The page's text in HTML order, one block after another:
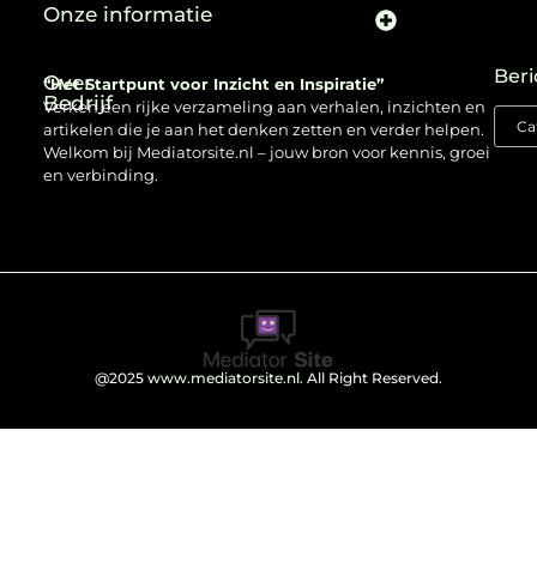
Over
Bedrijf
“Het Startpunt voor Inzicht en Inspiratie”
Verken een rijke verzameling aan verhalen, inzichten en
artikelen die je aan het denken zetten en verder helpen.
Welkom bij Mediatorsite.nl – jouw bron voor kennis, groei
en verbinding.
Onze informatie
@2025 www.mediatorsite.nl. All Right Reserved.